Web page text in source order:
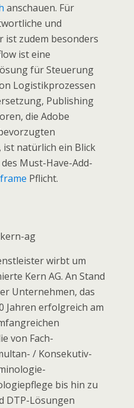
anschauen. Für
und
ist zudem besonders
ist eine
für Steuerung
Logistik­prozessen
Publishing
die Adobe
natürlich ein Blick
Must-Have-Add-
Pflicht.
wirbt um
Kern AG. An Stand
Unternehmen, das
Jahren erfolgreich am
von Fach­
/ Konsekutiv-
bis hin zu
DTP-Lösungen